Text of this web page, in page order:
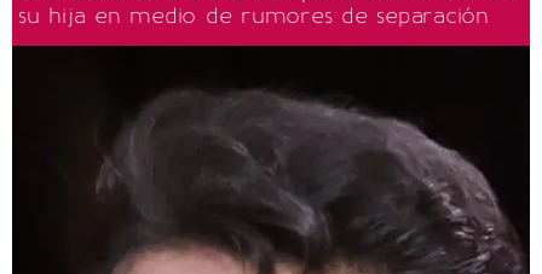
su hija en medio de rumores de separación